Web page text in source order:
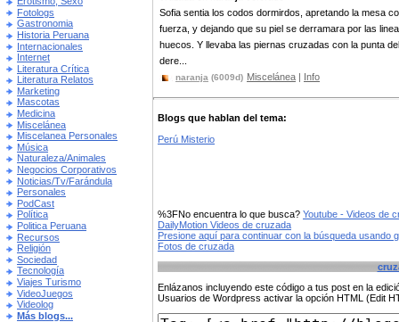
Fotologs
Gastronomia
Historia Peruana
Internacionales
Internet
Literatura Crítica
Literatura Relatos
Marketing
Mascotas
Medicina
Miscelánea
Miscelanea Personales
Música
Naturaleza/Animales
Negocios Corporativos
Noticias/Tv/Farándula
Personales
PodCast
Política
Politica Peruana
Recursos
Religión
Sociedad
Tecnología
Viajes Turismo
VideoJuegos
Videolog
Más blogs...
Sofia sentia los codos dormirdos, apretando la mesa
fuerza, y dejando que su piel se derramara por las
huecos. Y llevaba las piernas cruzadas con la punta
dere...
naranja (6009d) Miscelánea | Info
Blogs que hablan del tema:
Perú Misterio
%3FNo encuentra lo que busca? Youtube - Videos de
DailyMotion Videos de cruzada
Presione aquí para continuar con la búsqueda usando
Fotos de cruzada
Enlázanos incluyendo este código a tus post en la
Usuarios de Wordpress activar la opción HTML (Edit